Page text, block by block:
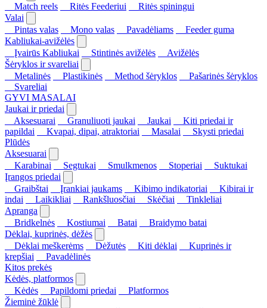
Match reels
Ritės Feederiui
Ritės spiningui
Valai
Pintas valas
Mono valas Pavadėliams
Feeder guma
Kabliukai-avižėlės
Įvairūs Kabliukai
Stintinės avižėlės
Avižėlės
Šėryklos ir svareliai
Metalinės
Plastikinės Method šėryklos
Pašarinės šėryklos
Svareliai
GYVI MASALAI
Jaukai ir priedai
Aksesuarai
Granuliuoti jaukai Jaukai
Kiti priedai ir
papildai
Kvapai, dipai, atraktoriai Masalai
Skysti priedai
Plūdės
Aksesuarai
Karabinai
Segtukai Smulkmenos Stoperiai
Suktukai
Įrangos priedai
Graibštai
Įrankiai jaukams Kibimo indikatoriai
Kibirai ir
indai
Laikikliai Rankšluosčiai Skėčiai
Tinkleliai
Apranga
Bridkelnės
Kostiumai Batai
Braidymo batai
Dėklai, kuprinės, dėžės
Dėklai meškerėms
Dėžutės Kiti dėklai
Kuprinės ir
krepšiai
Pavadėlinės
Kitos prekės
Kėdės, platformos
Kėdės
Papildomi priedai
Platformos
Žieminė žūklė